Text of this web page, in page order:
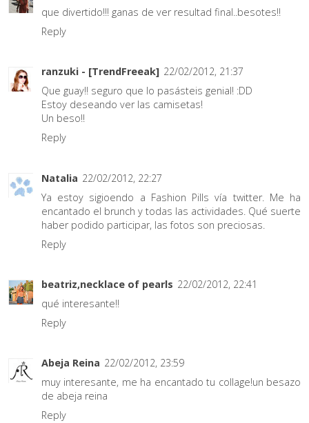
que divertido!!! ganas de ver resultad final..besotes!!
Reply
ranzuki - [TrendFreeak] 22/02/2012, 21:37
Que guay!! seguro que lo pasásteis genial! :DD
Estoy deseando ver las camisetas!
Un beso!!
Reply
Natalia 22/02/2012, 22:27
Ya estoy sigioendo a Fashion Pills vía twitter. Me ha
encantado el brunch y todas las actividades. Qué suerte
haber podido participar, las fotos son preciosas.
Reply
beatriz,necklace of pearls 22/02/2012, 22:41
qué interesante!!
Reply
Abeja Reina 22/02/2012, 23:59
muy interesante, me ha encantado tu collage!un besazo
de abeja reina
Reply